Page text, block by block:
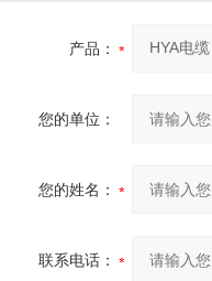
产品：
您的单位：
您的姓名：
联系电话：